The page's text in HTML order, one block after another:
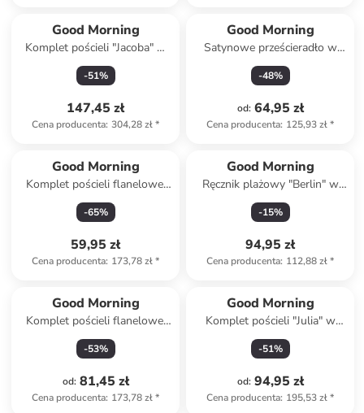
Good Morning
Komplet pościeli "Jacoba" w
kolorze szaro-beżowym
-51%
147,45 zł
Cena producenta: 304,28 zł*
Good Morning
Satynowe prześcieradło w
kolorze szaroróżowym na
gumce
-48%
od: 64,95 zł
Cena producenta: 125,93 zł*
Good Morning
Komplet pościeli flanelowej
"Icebear" w kolorze błękitnym
-65%
59,95 zł
Cena producenta: 173,78 zł*
Good Morning
Ręcznik plażowy "Berlin" w
kolorze beżowo-niebieskim
-15%
94,95 zł
Cena producenta: 112,88 zł*
Good Morning
Komplet pościeli flanelowej
"Cira" w kolorze szarym
-53%
od: 81,45 zł
Cena producenta: 173,78 zł*
Good Morning
Komplet pościeli "Julia" w
kolorze jasnoszaro-niebiesko-
jasnoróżowym
-51%
od: 94,95 zł
Cena producenta: 195,53 zł*